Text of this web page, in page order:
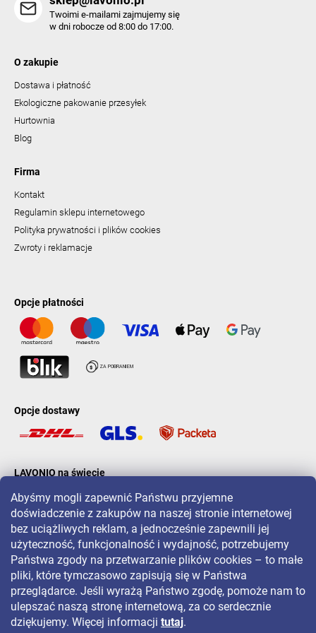
Abyśmy mogli zapewnić Państwu przyjemne
doświadczenie z zakupów na naszej stronie internetowej
bez uciążliwych reklam, a jednocześnie zapewnili jej
użyteczność, funkcjonalność i wydajność, potrzebujemy
Państwa zgody na przetwarzanie plików cookies – to małe
pliki, które tymczasowo zapisują się w Państwa
przeglądarce. Jeśli wyrażą Państwo zgodę, pomoże nam to
ulepszać naszą stronę internetową, za co serdecznie
dziękujemy. Więcej informacji tutaj.
Twoimi e-mailami zajmujemy się
w dni robocze od 8:00 do 17:00.
O zakupie
Dostawa i płatność
Ekologiczne pakowanie przesyłek
Hurtownia
Blog
Firma
Kontakt
Regulamin sklepu internetowego
Polityka prywatności i plików cookies
Zwroty i reklamacje
Opcje płatności
Opcje dostawy
LAVONIO na świecie
Aby być na bieżąco z promocjami, konkursami i zniżkami, śledź nas
na: